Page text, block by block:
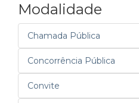
Modalidade
Chamada Pública
Concorrência Pública
Convite